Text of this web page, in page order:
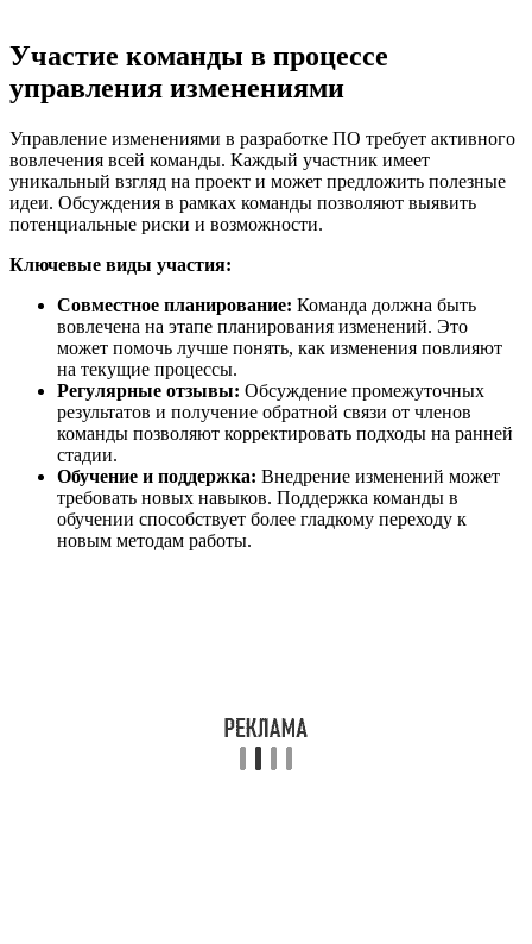
Участие команды в процессе
управления изменениями
Управление изменениями в разработке ПО требует активного
вовлечения всей команды. Каждый участник имеет
уникальный взгляд на проект и может предложить полезные
идеи. Обсуждения в рамках команды позволяют выявить
потенциальные риски и возможности.
Ключевые виды участия:
Совместное планирование: Команда должна быть
вовлечена на этапе планирования изменений. Это
может помочь лучше понять, как изменения повлияют
на текущие процессы.
Регулярные отзывы: Обсуждение промежуточных
результатов и получение обратной связи от членов
команды позволяют корректировать подходы на ранней
стадии.
Обучение и поддержка: Внедрение изменений может
требовать новых навыков. Поддержка команды в
обучении способствует более гладкому переходу к
новым методам работы.